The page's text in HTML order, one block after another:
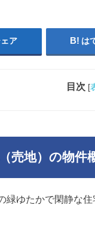
ア は
目次 [
売地）の物件
緑ゆたかで閑静な